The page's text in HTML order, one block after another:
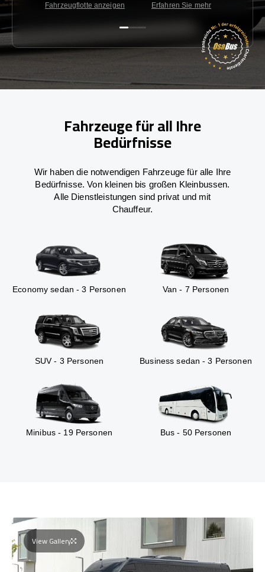
Fahrzeugflotte anzeigen
Erfahren Sie mehr
Fahrzeuge für all Ihre
Bedürfnisse
Wir haben die notwendigen Fahrzeuge für alle Ihre
Bedürfnisse. Von kleinen bis großen Kleinbussen.
Alle Dienstleistungen sind privat und mit
Chauffeur.
Economy sedan - 3 Personen Van - 7 Personen
SUV - 3 Personen Business sedan - 3 Personen
Minibus - 19 Personen Bus - 50 Personen
View Gallery